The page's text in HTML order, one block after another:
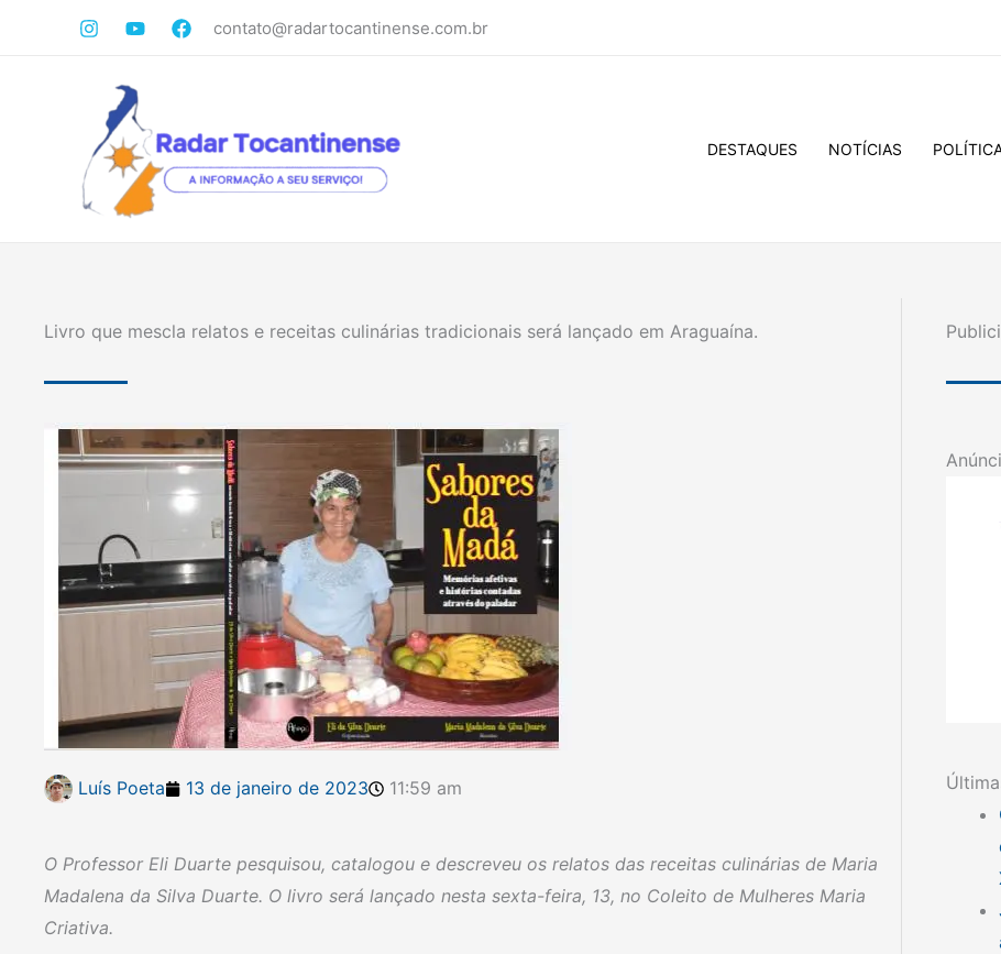
contato@radartocantinense.com.br
DESTAQUES NOTÍCIAS
Livro que mescla relatos e receitas culinárias tradicionais será lançado em Araguaína.
Luís Poeta 13 de janeiro de 2023 11:59 am
O Professor Eli Duarte pesquisou, catalogou e descreveu os relatos das receitas culinárias de Maria
Madalena da Silva Duarte. O livro será lançado nesta sexta-feira, 13, no Coleito de Mulheres Maria
Criativa.